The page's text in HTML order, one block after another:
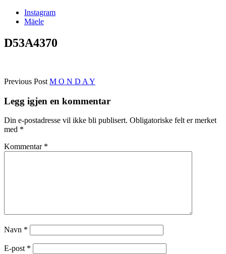
Instagram
Mäele
D53A4370
Previous Post M O N D A Y
Legg igjen en kommentar
Din e-postadresse vil ikke bli publisert. Obligatoriske felt er merket
med *
Kommentar *
Navn *
E-post *